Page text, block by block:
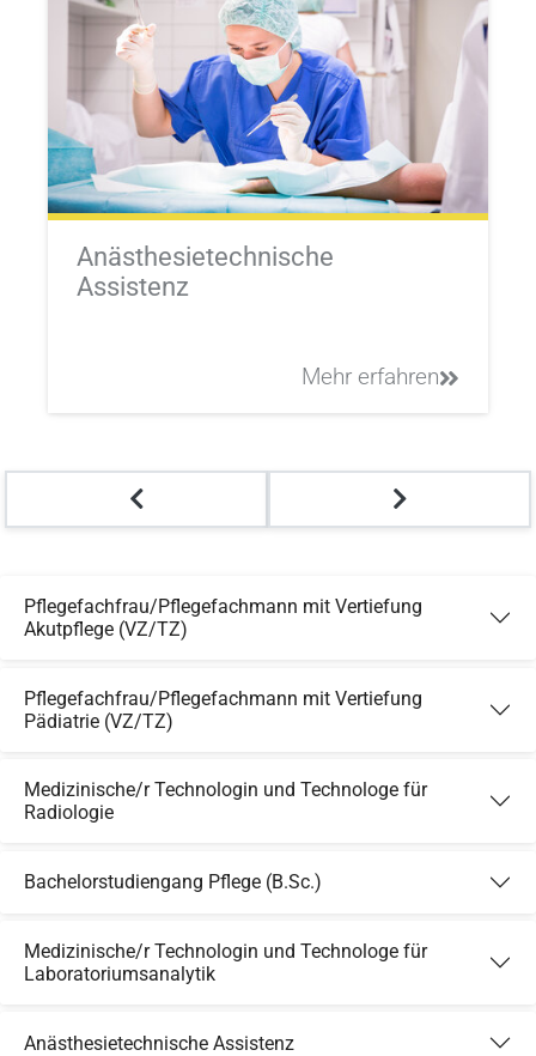
Anästhesietechnische
Assistenz
Mehr erfahren
Pflegefachfrau/Pflegefachmann mit Vertiefung
Akutpflege (VZ/TZ)
Pflegefachfrau/Pflegefachmann mit Vertiefung
Pädiatrie (VZ/TZ)
Medizinische/r Technologin und Technologe für
Radiologie
Bachelorstudiengang Pflege (B.Sc.)
Medizinische/r Technologin und Technologe für
Laboratoriumsanalytik
Anästhesietechnische Assistenz